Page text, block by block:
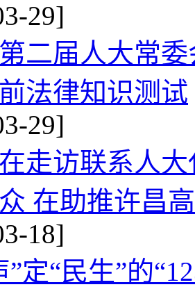
29]
二届人大常
法律知识测试
29]
走访联系人
在助推许昌
18]
”定“民生”的